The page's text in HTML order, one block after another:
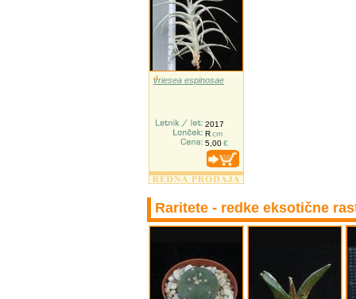
vriesea espinosae
2017
Rcm
5,00€
Raritete - redke eksotične